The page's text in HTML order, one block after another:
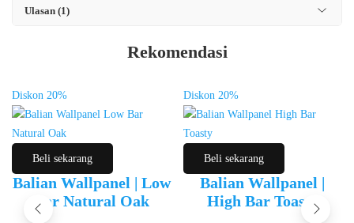
Ulasan (1)
Rekomendasi
Diskon 20%
Beli sekarang
Balian Wallpanel | Low
Bar Natural Oak
Diskon 20%
Beli sekarang
Balian Wallpanel |
High Bar Toasty